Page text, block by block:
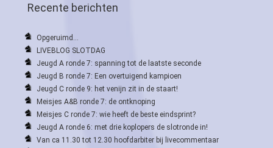
Recente berichten
Opgeruimd…
LIVEBLOG SLOTDAG
Jeugd A ronde 7: spanning tot de laatste seconde
Jeugd B ronde 7: Een overtuigend kampioen
Jeugd C ronde 9: het venijn zit in de staart!
Meisjes A&B ronde 7: de ontknoping
Meisjes C ronde 7: wie heeft de beste eindsprint?
Jeugd A ronde 6: met drie koplopers de slotronde in!
Van ca 11.30 tot 12.30 hoofdarbiter bij livecommentaar